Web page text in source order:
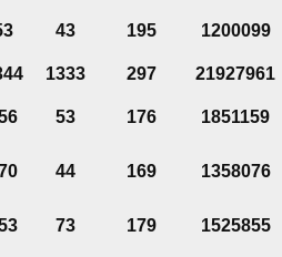
43 195 1200099
1333 297
21927961
53 176 1851159
44 169 1358076
73 179 1525855